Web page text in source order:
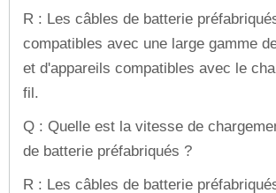
R : Les câbles de batterie
compatibles avec une large gamme
et d'appareils compatibles avec le
fil.
Q : Quelle est la vitesse de
de batterie préfabriqués ?
R : Les câbles de batterie